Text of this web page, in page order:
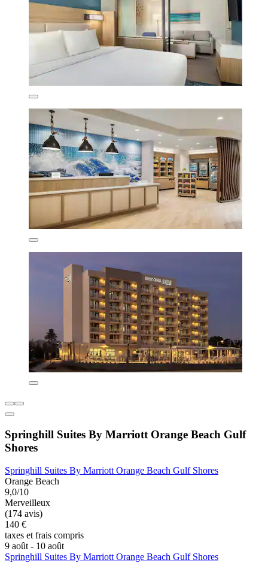
Springhill Suites By Marriott Orange Beach Gulf
Shores
Springhill Suites By Marriott Orange Beach Gulf Shores
Orange Beach
9,0/10
Merveilleux
(174 avis)
140 €
taxes et frais compris
9 août - 10 août
Springhill Suites By Marriott Orange Beach Gulf Shores